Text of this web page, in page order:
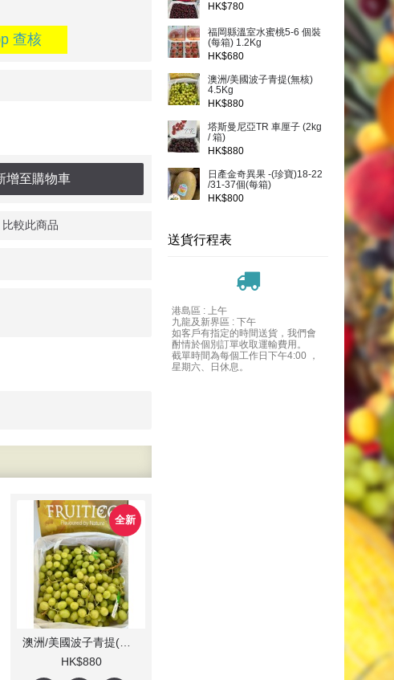
HK$780
福岡縣溫室水蜜桃5-6 個裝
(每箱) 1.2Kg
HK$680
澳洲/美國波子青提(無核)
4.5Kg
HK$880
塔斯曼尼亞TR 車厘子 (2kg
/ 箱)
HK$880
日產金奇異果 -(珍寶)18-22
/31-37個(每箱)
HK$800
送貨行程表
港島區 : 上午
九龍及新界區 : 下午
如客戶有指定的時間送貨，我們會
酎情於個別訂單收取運輸費用。
截單時間為每個工作日下午4:00 ，
星期六、日休息。
查核
增至購物車
比較此商品
全新
HK$880